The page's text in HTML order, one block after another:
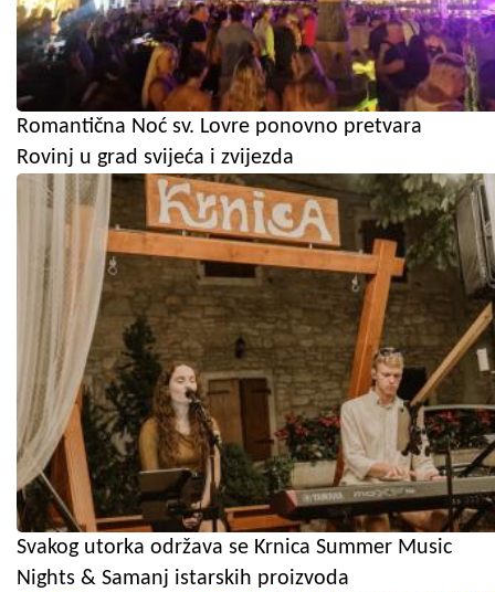
Romantična Noć sv. Lovre ponovno pretvara
Rovinj u grad svijeća i zvijezda
Svakog utorka održava se Krnica Summer Music
Nights & Samanj istarskih proizvoda